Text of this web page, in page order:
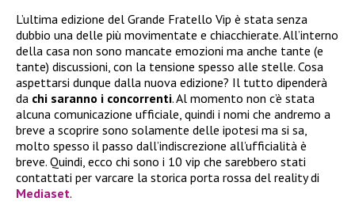
L’ultima edizione del Grande Fratello Vip è stata senza
dubbio una delle più movimentate e chiacchierate. All’interno
della casa non sono mancate emozioni ma anche tante (e
tante) discussioni, con la tensione spesso alle stelle. Cosa
aspettarsi dunque dalla nuova edizione? Il tutto dipenderà
da chi saranno i concorrenti. Al momento non c’è stata
alcuna comunicazione ufficiale, quindi i nomi che andremo a
breve a scoprire sono solamente delle ipotesi ma si sa,
molto spesso il passo dall’indiscrezione all’ufficialità è
breve. Quindi, ecco chi sono i 10 vip che sarebbero stati
contattati per varcare la storica porta rossa del reality di
Mediaset.